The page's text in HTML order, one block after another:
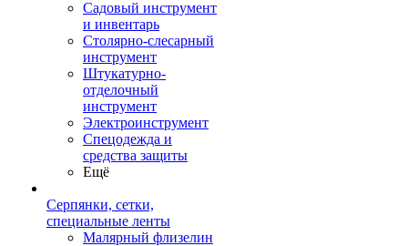
Садовый инструмент
и инвентарь
Столярно-слесарный
инструмент
Штукатурно-
отделочный
инструмент
Электроинструмент
Спецодежда и
средства защиты
Ещё
Серпянки, сетки,
специальные ленты
Малярный флизелин